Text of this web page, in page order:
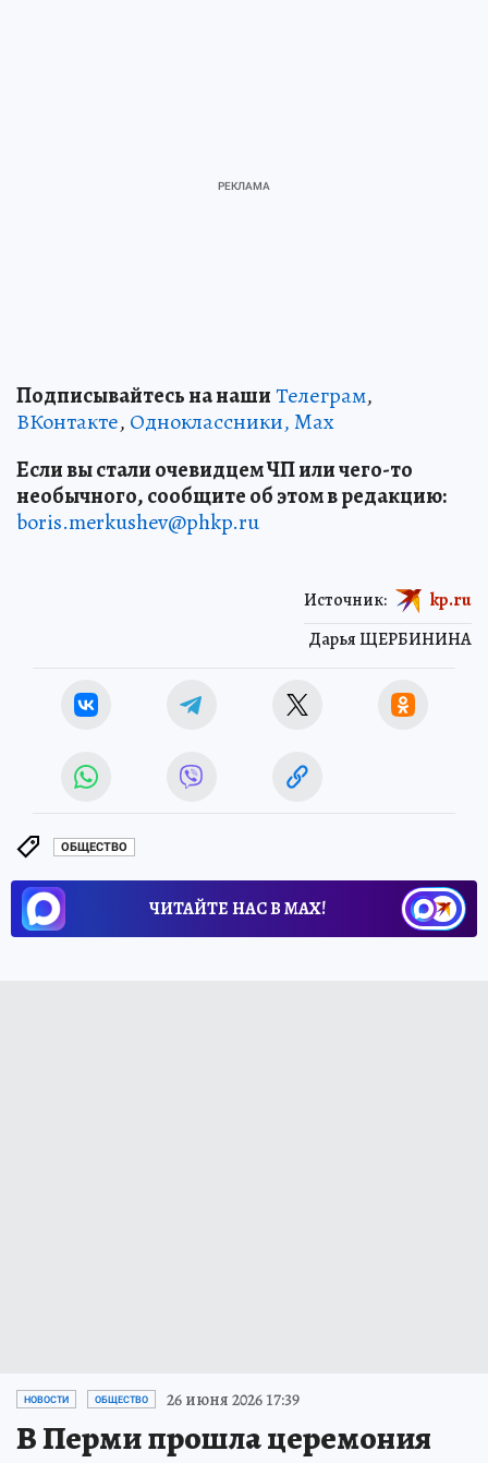
Подписывайтесь на нашиТелеграм,
ВКонтакте, Одноклассники,Max
Если вы стали очевидцем ЧП или чего-то
необычного, сообщите об этом в редакцию:
boris.merkushev@phkp.ru
Дарья ЩЕРБИНИНА
Источник: kp.ru
ОБЩЕСТВО
ЧИТАЙТЕ НАС В МАХ!
НОВОСТИ ОБЩЕСТВО 26 июня 2026 17:39
В Перми прошла церемония